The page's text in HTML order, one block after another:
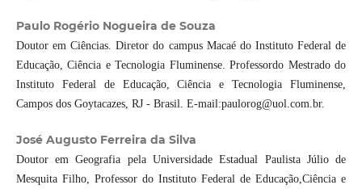
Paulo Rogério Nogueira de Souza
Doutor em Ciências. Diretor do campus Macaé do Instituto Federal de
Educação, Ciência e Tecnologia Fluminense. Professordo Mestrado do
Instituto Federal de Educação, Ciência e Tecnologia Fluminense,
Campos dos Goytacazes, RJ - Brasil. E-mail:paulorog@uol.com.br.
José Augusto Ferreira da Silva
Doutor em Geografia pela Universidade Estadual Paulista Júlio de
Mesquita Filho, Professor do Instituto Federal de Educação,Ciência e